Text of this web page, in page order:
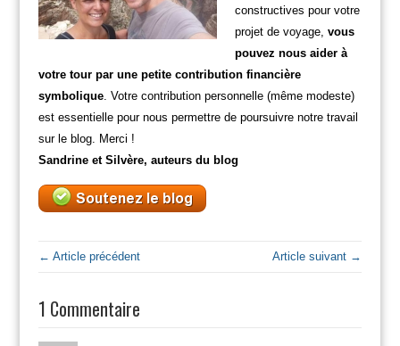
constructives pour votre
projet de voyage, vous
pouvez nous aider à
votre tour par une petite contribution financière
symbolique. Votre contribution personnelle (même modeste)
est essentielle pour nous permettre de poursuivre notre travail
sur le blog. Merci !
Sandrine et Silvère, auteurs du blog
← Article précédent Article suivant →
1 Commentaire